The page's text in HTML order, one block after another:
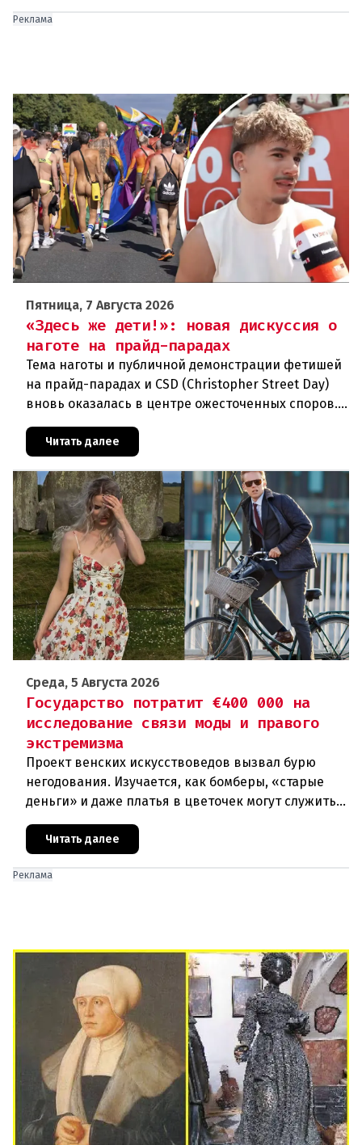
Реклама
Пятница, 7 Августа 2026
«Здесь же дети!»: новая дискуссия о
наготе на прайд-парадах
Тема наготы и публичной демонстрации фетишей
на прайд-парадах и CSD (Christopher Street Day)
вновь оказалась в центре ожесточенных споров.
То, что для многих представителей ЛГБТК+
является выражением
Читать далее
Среда, 5 Августа 2026
Государство потратит €400 000 на
исследование связи моды и правого
экстремизма
Проект венских искусствоведов вызвал бурю
негодования. Изучается, как бомберы, «старые
деньги» и даже платья в цветочек могут служить
инструментом пропаганды. Оппоненты требуют
ответа от министра наук
Читать далее
Реклама